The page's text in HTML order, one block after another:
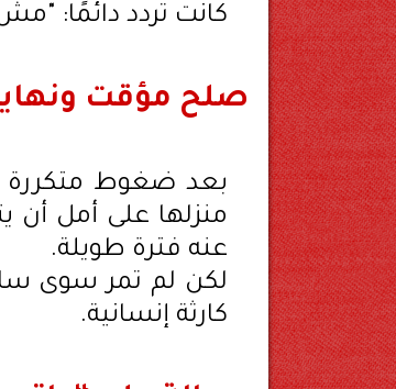
كانت تردد دائمًا:
صلح مؤقت
بعد ضغوط متكررة
منزلها على أمل أن
عنه فترة طويلة.
لكن لم تمر سوى
كارثة إنسانية.